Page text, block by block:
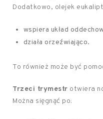
Dodatkowo, olejek
wspiera układ
działa orzeźwiająco.
To również może być
Trzeci trymestr otwiera
Można sięgnąć po: